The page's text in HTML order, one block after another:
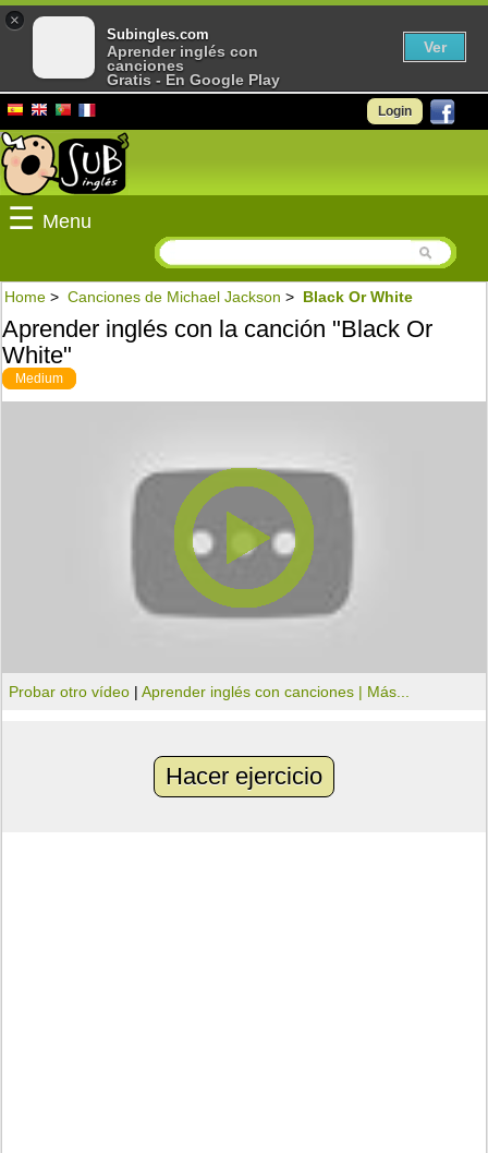
Login
☰ Menu
Home > Canciones de Michael Jackson > Black Or White
Aprender inglés con la canción "Black Or
White"
Medium
Probar otro vídeo |Aprender inglés con canciones | Más...
Hacer ejercicio
×
Subingles.com
Aprender inglés con
canciones
Gratis - En Google Play
Ver